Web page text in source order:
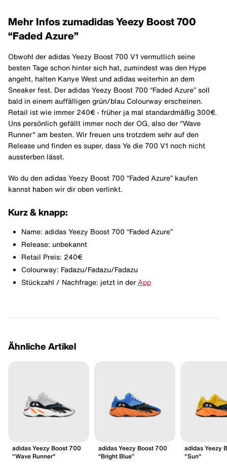
Mehr Infos zumadidas Yeezy Boost 700
“Faded Azure”
Obwohl der adidas Yeezy Boost 700 V1 vermutlich seine
besten Tage schon hinter sich hat, zumindest was den Hype
angeht, halten Kanye West und adidas weiterhin an dem
Sneaker fest. Der adidas Yeezy Boost 700 “Faded Azure” soll
bald in einem auffälligen grün/blau Colourway erscheinen.
Retail ist wie immer 240€ - früher ja mal standardmäßig 300€.
Uns persönlich gefällt immer noch der OG, also der "Wave
Runner" am besten. Wir freuen uns trotzdem sehr auf den
Release und finden es super, dass Ye die 700 V1 noch nicht
aussterben lässt.
Wo du den adidas Yeezy Boost 700 “Faded Azure” kaufen
kannst haben wir dir oben verlinkt.
Kurz & knapp:
Name: adidas Yeezy Boost 700 “Faded Azure”
Release: unbekannt
Retail Preis: 240€
Colourway: Fadazu/Fadazu/Fadazu
Stückzahl / Nachfrage: jetzt in der App
Ähnliche Artikel
adidas Yeezy Boost 700
"Wave Runner"
adidas Yeezy Boost 700
“Bright Blue”
adidas Yeezy
"Sun"